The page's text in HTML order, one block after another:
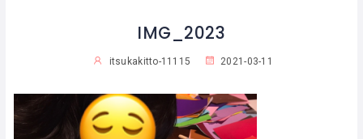
IMG_2023
itsukakitto-11115 2021-03-11